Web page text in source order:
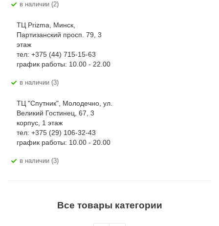
В наличии (2)
ТЦ Prizma, Минск,
Партизанский просп. 79, 3
этаж
тел: +375 (44) 715-15-63
график работы: 10.00 - 22.00
В наличии (3)
ТЦ "Спутник", Молодечно, ул.
Великий Гостинец, 67, 3
корпус, 1 этаж
тел: +375 (29) 106-32-43
график работы: 10.00 - 20.00
В наличии (3)
Все товары категории